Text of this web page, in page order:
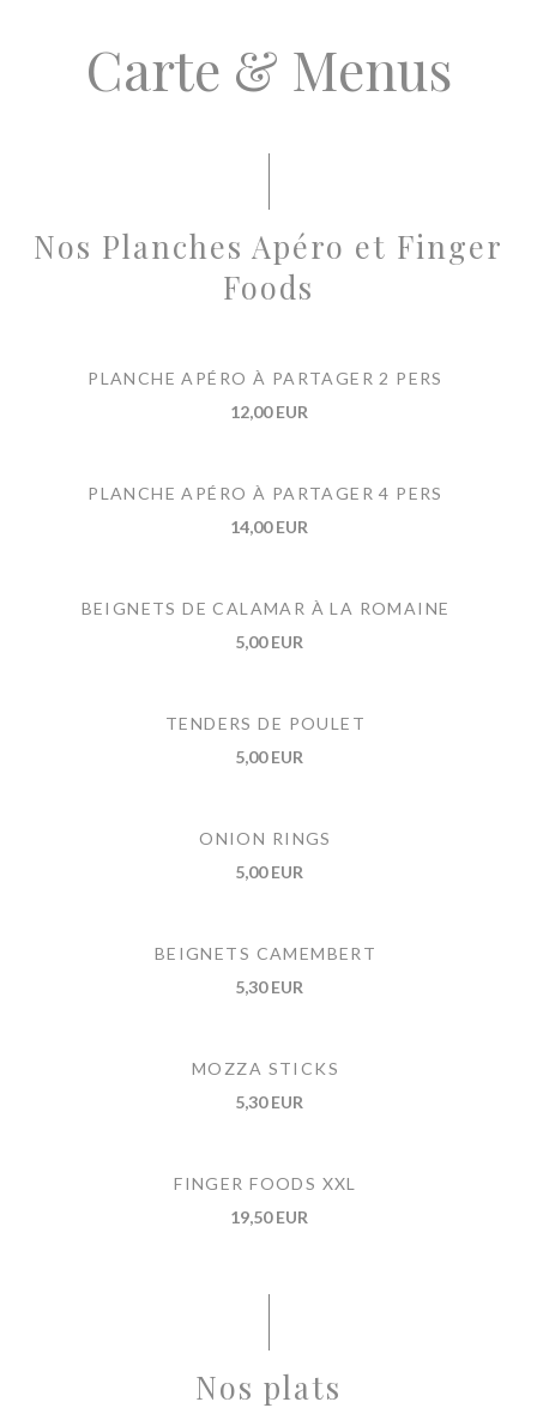
Carte & Menus
Nos Planches Apéro et Finger
Foods
PLANCHE APÉRO À PARTAGER 2 PERS
12,00 EUR
PLANCHE APÉRO À PARTAGER 4 PERS
14,00 EUR
BEIGNETS DE CALAMAR À LA ROMAINE
5,00 EUR
TENDERS DE POULET
5,00 EUR
ONION RINGS
5,00 EUR
BEIGNETS CAMEMBERT
5,30 EUR
MOZZA STICKS
5,30 EUR
FINGER FOODS XXL
19,50 EUR
Nos plats